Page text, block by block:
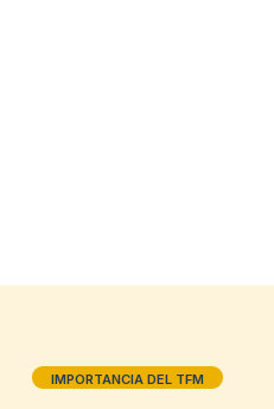
IMPORTANCIA DEL TFM